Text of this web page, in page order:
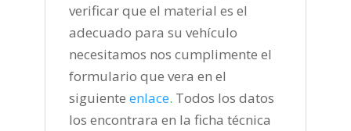
verificar que el material es el
adecuado para su vehículo
necesitamos nos cumplimente el
formulario que vera en el
siguiente enlace. Todos los datos
los encontrara en la ficha técnica